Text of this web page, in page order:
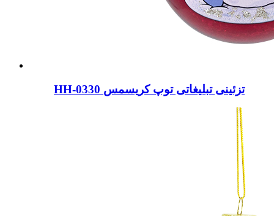
HH-0330 تزئینی تبلیغاتی توپ کریسمس